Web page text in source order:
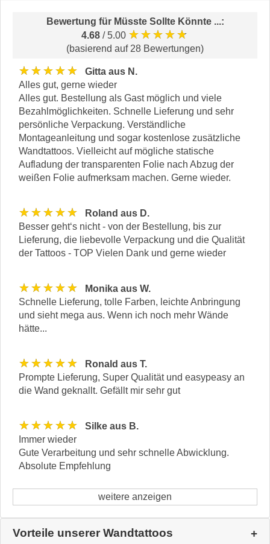
Bewertung für Müsste Sollte Könnte ...:
4.68 / 5.00 ★★★★★
(basierend auf 28 Bewertungen)
★★★★★
Gitta aus N.
Alles gut, gerne wieder
Alles gut. Bestellung als Gast möglich und viele
Bezahlmöglichkeiten. Schnelle Lieferung und sehr
persönliche Verpackung. Verständliche
Montageanleitung und sogar kostenlose zusätzliche
Wandtattoos. Vielleicht auf mögliche statische
Aufladung der transparenten Folie nach Abzug der
weißen Folie aufmerksam machen. Gerne wieder.
★★★★★
Roland aus D.
Besser geht‘s nicht - von der Bestellung, bis zur
Lieferung, die liebevolle Verpackung und die Qualität
der Tattoos - TOP Vielen Dank und gerne wieder
★★★★★
Monika aus W.
Schnelle Lieferung, tolle Farben, leichte Anbringung
und sieht mega aus. Wenn ich noch mehr Wände
hätte...
★★★★★
Ronald aus T.
Prompte Lieferung, Super Qualität und easypeasy an
die Wand geknallt. Gefällt mir sehr gut
★★★★★
Silke aus B.
Immer wieder
Gute Verarbeitung und sehr schnelle Abwicklung.
Absolute Empfehlung
weitere anzeigen
Vorteile unserer Wandtattoos